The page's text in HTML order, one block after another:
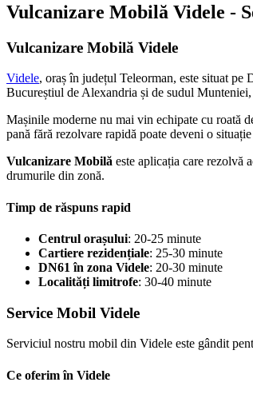
Vulcanizare Mobilă Videle -
Vulcanizare Mobilă Videle
Videle, oraș în județul Teleorman, este situat
Bucureștiul de Alexandria și de sudul
Mașinile moderne nu mai vin echipate cu roată
pană fără rezolvare rapidă poate deveni o
Vulcanizare Mobilă este aplicația care rezolvă
drumurile din zonă.
Timp de răspuns rapid
Centrul orașului: 20-25 minute
Cartiere rezidențiale: 25-30 minute
DN61 în zona Videle: 20-30 minute
Localități limitrofe: 30-40 minute
Service Mobil Videle
Serviciul nostru mobil din Videle este gândit
Ce oferim în Videle